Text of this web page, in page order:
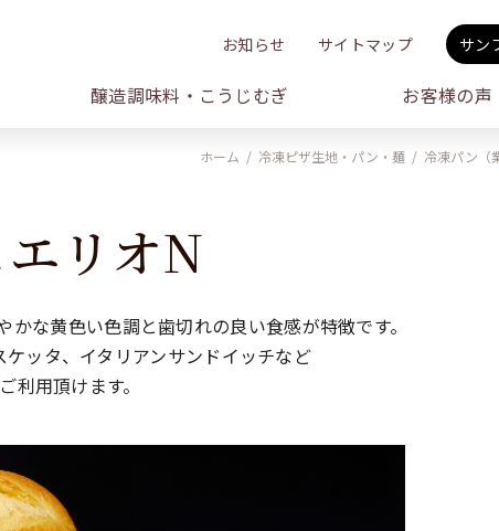
醸造調味料・こうじむぎ お客様の声
お知らせ サイトマップ サン
ホーム 冷凍ピザ生地・パン・麺 冷凍パン（
リオN
な黄色い色調と歯切れの良い食感が特徴です。
ッタ、イタリアンサンドイッチなど
利用頂けます。